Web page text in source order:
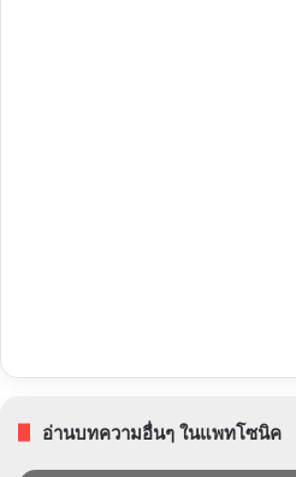
อ่านบทความอื่นๆ ในแพทโซนิค